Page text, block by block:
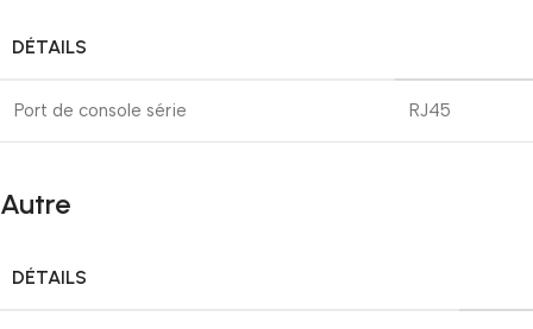
DÉTAILS
Port de console série RJ45
Autre
DÉTAILS